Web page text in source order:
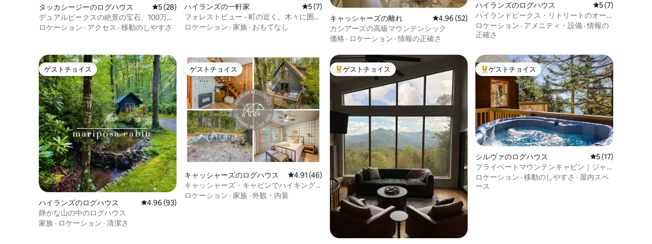
タッカシージーのログハウス レビュー28件、5つ星中5つ星の平均評価
5 (28)
デュアルピークスの絶景の宝石、100万ド
ルの景色/ジャグジー
ロケーション · アクセス · 移動のしやすさ
ハイランズの一軒家 レビュー7件、5つ星中5つ星の平均評価
5 (7)
フォレストビュー - 町の近く、木々に囲ま
れた3ベッドルーム
ロケーション · 家族 · おもてなし
キャッシャーズの離れ レビュー52件、5つ星中4.96つ星の平均評価
4.96 (52)
カシアーズの高級マウンテンシック
価格 · ロケーション ·情報の正確さ
ハイランズのログハウス レビュー7件、5
5 (7)
ハイランドピークス・リトリートのオー
ラ・キャビン
ロケーション · アメニティ・設備 ·情報の
正確さ
ゲストチョイス
ゲストチョイス
ハイランズのログハウス レビュー93件、5つ星中4.96つ星の平均評価
4.96 (93)
静かな山の中のログハウス
家族 · ロケーション · 清潔さ
ゲストチョイス
ゲストチョイス
キャッシャーズのログハウス レビュー46件、5つ星中4.91つ星の平均評価
4.91 (46)
キャッシャーズ・キャビンでハイキング
とホットタブを楽しむ家族向けのプライ
ロケーション · 家族 · 外観・内装
大好評のゲストチョイスです。
ゲストチョイス 大好評のゲストチョイスです。
ゲストチョイス
シルヴァのログハウス レビュー17件、5
5 (17)
プライベートマウンテンキャビン｜ジャ
グジー+最高の景色！
ロケーション · 移動のしやすさ · 屋内スペ
ース